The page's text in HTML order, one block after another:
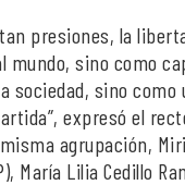
presiones, la
sino como
sino
expresó el
agrupación,
María Lilia Cedillo